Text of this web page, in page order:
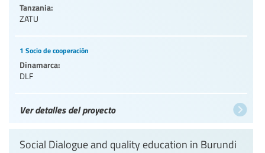
Tanzania:
ZATU
1 Socio de cooperación
Dinamarca:
DLF
Ver detalles del proyecto
Social Dialogue and quality education in Burundi